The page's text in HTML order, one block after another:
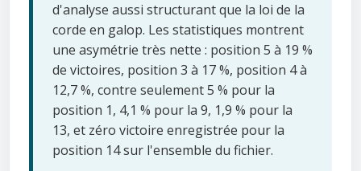
d'analyse aussi structurant que la loi de la
corde en galop. Les statistiques montrent
une asymétrie très nette : position 5 à 19 %
de victoires, position 3 à 17 %, position 4 à
12,7 %, contre seulement 5 % pour la
position 1, 4,1 % pour la 9, 1,9 % pour la
13, et zéro victoire enregistrée pour la
position 14 sur l'ensemble du fichier.